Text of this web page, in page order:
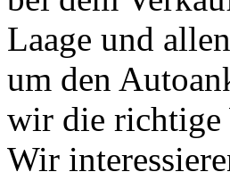
Laage und
um den
wir die richtige
Wir